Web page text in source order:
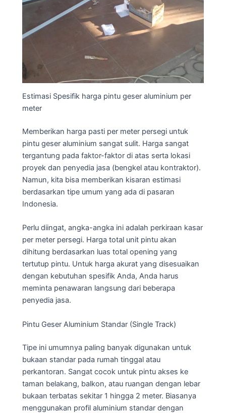
Estimasi Spesifik harga pintu geser aluminium per
meter
Memberikan harga pasti per meter persegi untuk
pintu geser aluminium sangat sulit. Harga sangat
tergantung pada faktor-faktor di atas serta lokasi
proyek dan penyedia jasa (bengkel atau kontraktor).
Namun, kita bisa memberikan kisaran estimasi
berdasarkan tipe umum yang ada di pasaran
Indonesia.
Perlu diingat, angka-angka ini adalah perkiraan kasar
per meter persegi. Harga total unit pintu akan
dihitung berdasarkan luas total opening yang
tertutup pintu. Untuk harga akurat yang disesuaikan
dengan kebutuhan spesifik Anda, Anda harus
meminta penawaran langsung dari beberapa
penyedia jasa.
Pintu Geser Aluminium Standar (Single Track)
Tipe ini umumnya paling banyak digunakan untuk
bukaan standar pada rumah tinggal atau
perkantoran. Sangat cocok untuk pintu akses ke
taman belakang, balkon, atau ruangan dengan lebar
bukaan terbatas sekitar 1 hingga 2 meter. Biasanya
menggunakan profil aluminium standar dengan